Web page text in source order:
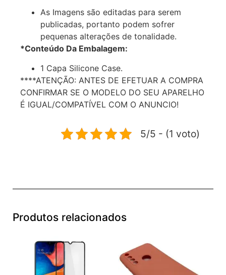
As Imagens são editadas para serem
publicadas, portanto podem sofrer
pequenas alterações de tonalidade.
*Conteúdo Da Embalagem:
1 Capa Silicone Case.
****ATENÇÃO: ANTES DE EFETUAR A COMPRA
CONFIRMAR SE O MODELO DO SEU APARELHO
É IGUAL/COMPATÍVEL COM O ANUNCIO!
5/5 - (1 voto)
Produtos relacionados